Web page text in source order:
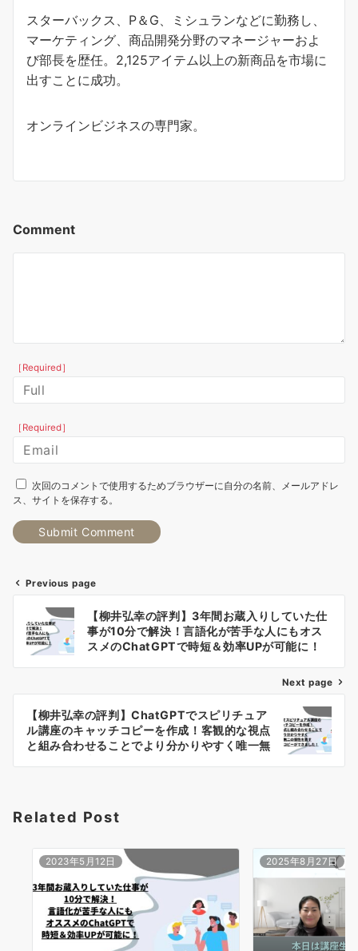
スターバックス、P＆G、ミシュランなどに勤務し、
マーケティング、商品開発分野のマネージャーおよ
び部長を歴任。2,125アイテム以上の新商品を市場に
出すことに成功。
オンラインビジネスの専門家。
Comment
［Required］
［Required］
次回のコメントで使用するためブラウザーに自分の名前、メールアドレ
ス、サイトを保存する。
稿
ナ
ビ
ー
シ
ン
Previous page
【柳井弘幸の評判】3年間お蔵入りしていた仕
事が10分で解決！言語化が苦手な人にもオス
スメのChatGPTで時短＆効率UPが可能に！
Next page
【柳井弘幸の評判】ChatGPTでスピリチュア
ル講座のキャッチコピーを作成！客観的な視点
と組み合わせることでより分かりやすく唯一無
Related Post
2023年5月12日 2025年8月27日